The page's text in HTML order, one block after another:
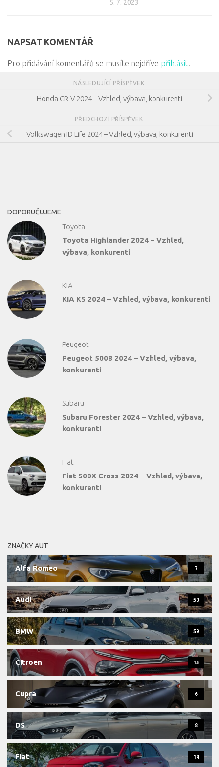
5. 7. 2023
NAPSAT KOMENTÁŘ
Pro přidávání komentářů se musíte nejdříve přihlásit.
NÁSLEDUJÍCÍ PŘÍSPĚVEK
Honda CR-V 2024 – Vzhled, výbava, konkurenti
PŘEDCHOZÍ PŘÍSPĚVEK
Volkswagen ID Life 2024 – Vzhled, výbava, konkurenti
DOPORUČUJEME
Toyota
Toyota Highlander 2024 – Vzhled,
výbava, konkurenti
KIA
KIA K5 2024 – Vzhled, výbava, konkurenti
Peugeot
Peugeot 5008 2024 – Vzhled, výbava,
konkurenti
Subaru
Subaru Forester 2024 – Vzhled, výbava,
konkurenti
Fiat
Fiat 500X Cross 2024 – Vzhled, výbava,
konkurenti
ZNAČKY AUT
Alfa Romeo 7
Audi 50
BMW 59
Citroen 13
Cupra 6
DS 8
Fiat 14